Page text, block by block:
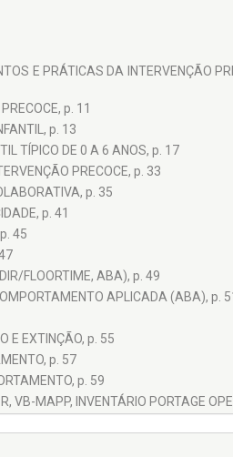
E PRÁTICAS DA INTERVENÇÃO
p. 11
p. 13
TÍPICO DE 0 A 6 ANOS, p. 17
PRECOCE, p. 33
p. 35
p. 41
45
FLOORTIME, ABA), p. 49
APLICADA (ABA), p.
E EXTINÇÃO, p. 55
p. 57
p. 59
VB-MAPP, INVENTÁRIO PORTAGE